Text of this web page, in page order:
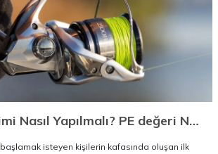
İp Misina Seçimi Nasıl Yapılmalı? PE değeri Nedir?
isteyen kişilerin kafasında oluşan ilk